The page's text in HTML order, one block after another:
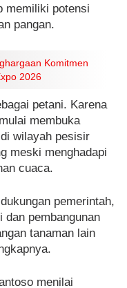
memiliki potensi
pangan.
Komitmen
2026
petani. Karena
membuka
wilayah pesisir
meski menghadapi
cuaca.
pemerintah,
pembangunan
tanaman lain
menilai